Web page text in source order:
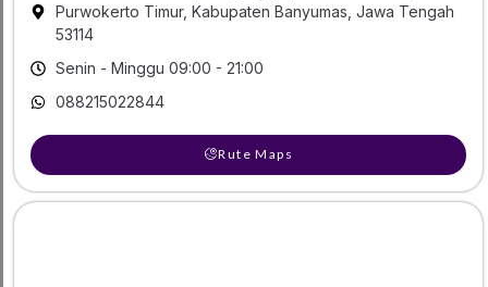
Purwokerto Timur, Kabupaten Banyumas, Jawa Tengah
53114
Senin - Minggu 09:00 - 21:00
088215022844
Rute Maps